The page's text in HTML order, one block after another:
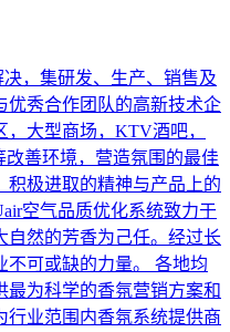
，集研发、生产、销售及
优秀合作团队的高新技术企
大型商场，KTV酒吧，
改善环境，营造氛围的最佳
积极进取的精神与产品上的
空气品质优化系统致力于
自然的芳香为己任。经过长
不可或缺的力量。 各地均
为科学的香氛营销方案和
行业范围内香氛系统提供商